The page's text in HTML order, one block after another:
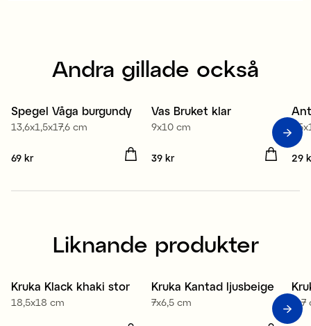
Andra gillade också
Spegel Våga burgundy
13,6x1,5x17,6 cm
Pris:
69 kr
Medlem 3 för 99 kr
Vas Bruket klar
9x10 cm
Pris:
39 kr Pris
29
Liknande produkter
Kruka Klack khaki stor
18,5x18 cm
Sale
Kruka Kantad ljusbeige
7x6,5 cm